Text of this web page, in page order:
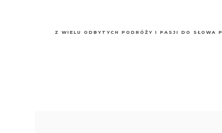
Z WIELU ODBYTYCH PODRÓŻY I PASJI DO SŁOWA